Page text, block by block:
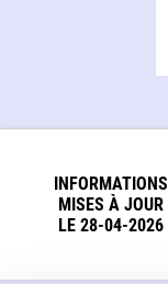
INFORMATIONS
MISES À JOUR
LE 28-04-2026